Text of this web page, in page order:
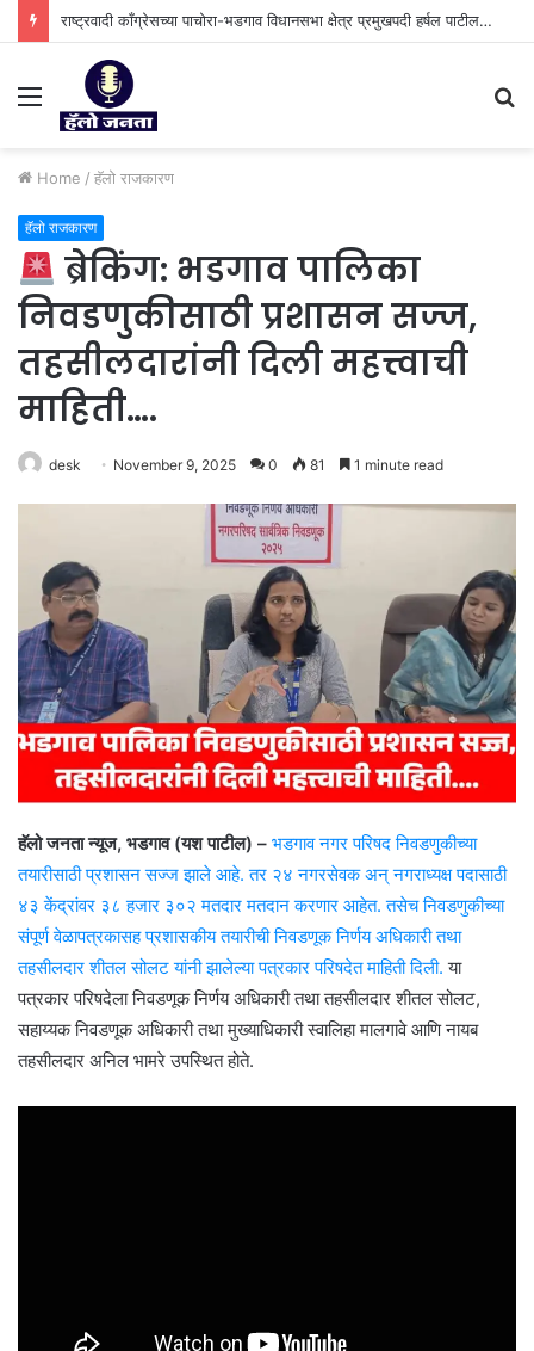
राष्ट्रवादी काँग्रेसच्या पाचोरा-भडगाव विधानसभा क्षेत्र प्रमुखपदी हर्षल पाटील यांची नियुक्ती.
Menu
Home / हॅलो राजकारण
हॅलो राजकारण
ब्रेकिंग: भडगाव पालिका
निवडणुकीसाठी प्रशासन सज्ज,
तहसीलदारांनी दिली महत्त्वाची
माहिती….
desk November 9, 2025 0 81 1 minute read
हॅलो जनता न्यूज, भडगाव (यश पाटील) – भडगाव नगर परिषद निवडणुकीच्या
तयारीसाठी प्रशासन सज्ज झाले आहे. तर २४ नगरसेवक अन् नगराध्यक्ष पदासाठी
४३ केंद्रांवर ३८ हजार ३०२ मतदार मतदान करणार आहेत. तसेच निवडणुकीच्या
संपूर्ण वेळापत्रकासह प्रशासकीय तयारीची निवडणूक निर्णय अधिकारी तथा
तहसीलदार शीतल सोलट यांनी झालेल्या पत्रकार परिषदेत माहिती दिली. या
पत्रकार परिषदेला निवडणूक निर्णय अधिकारी तथा तहसीलदार शीतल सोलट,
सहाय्यक निवडणूक अधिकारी तथा मुख्याधिकारी स्वालिहा मालगावे आणि नायब
तहसीलदार अनिल भामरे उपस्थित होते.